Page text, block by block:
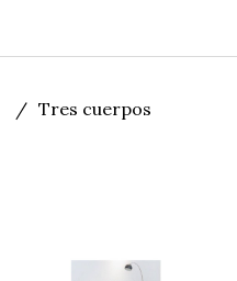
Tres cuerpos